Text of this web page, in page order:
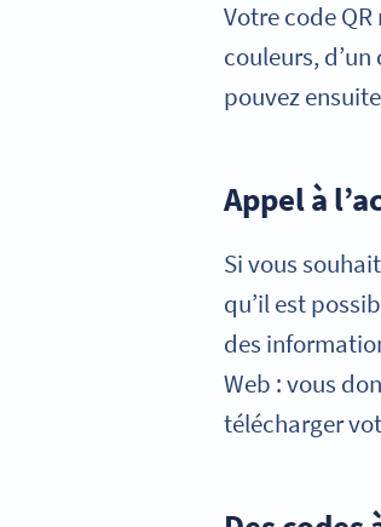
Votre code
couleurs,
pouvez
Appel à
Si vous
qu’il est
des
Web : vous
télécharger